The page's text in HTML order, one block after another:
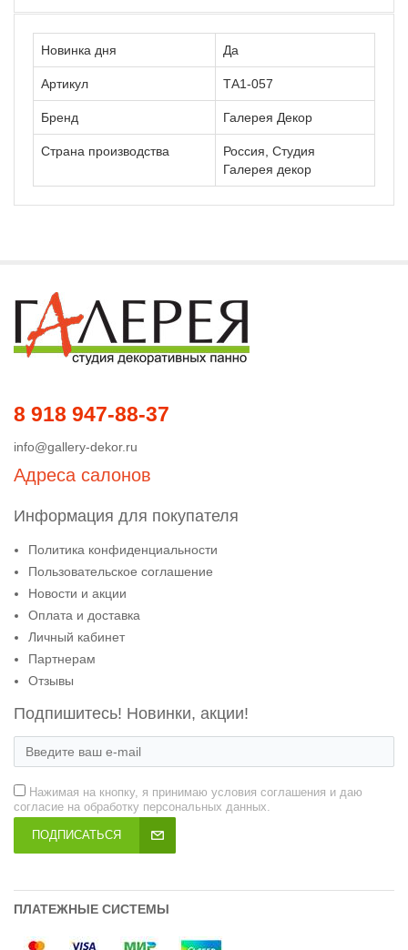
Новинка дня Да
Артикул ТА1-057
Бренд Галерея Декор
Страна производства
Россия, Студия
Галерея декор
8 918 947-88-37
info@gallery-dekor.ru
Адреса салонов
Информация для покупателя
Политика конфиденциальности
Пользовательское соглашение
Новости и акции
Оплата и доставка
Личный кабинет
Партнерам
Отзывы
Подпишитесь! Новинки, акции!
Нажимая на кнопку, я принимаю условия соглашения и даю
согласие на обработку персональных данных.
ПОДПИСАТЬСЯ
ПЛАТЕЖНЫЕ СИСТЕМЫ